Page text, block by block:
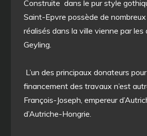
Construite dans le pur style
Saint-Epvre possède de
réalisés dans la ville vienne par les
Geyling.
L’un des principaux donateurs
financement des travaux n’est
François-Joseph, empereur
d’Autriche-Hongrie.